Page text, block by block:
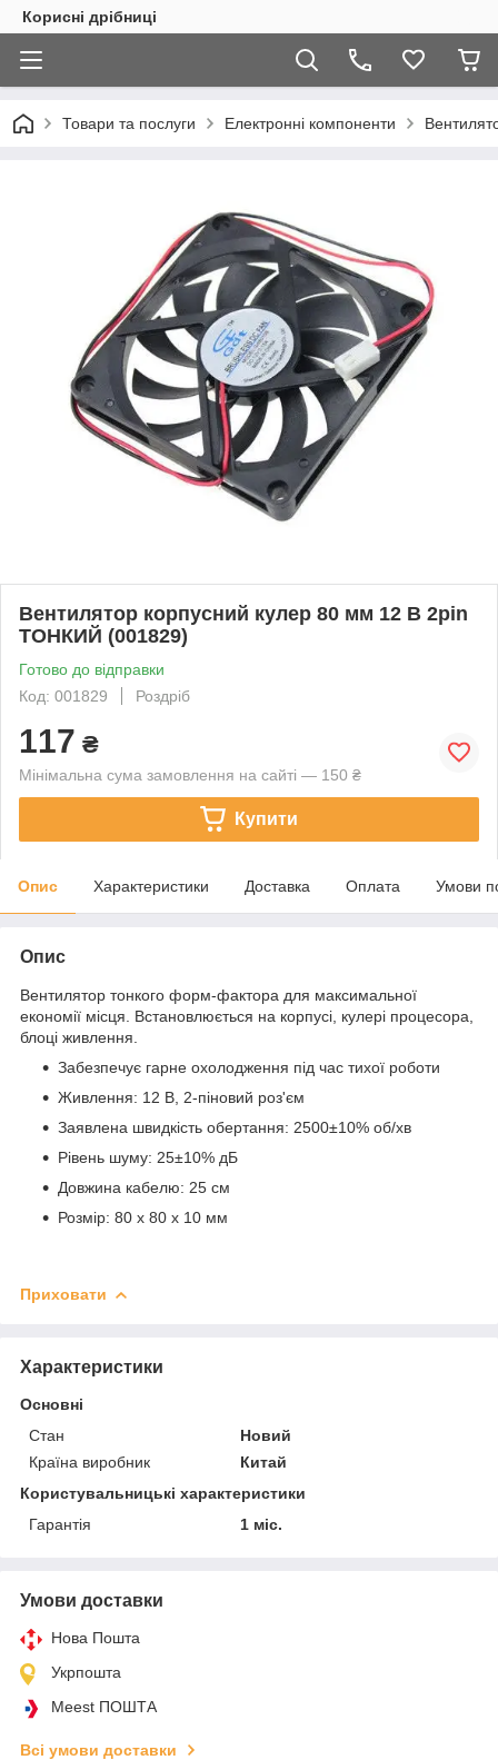
Корисні дрібниці
Товари та послуги Електронні компоненти
Вентилятор корпусний кулер 80 мм 12 В 2pin
ТОНКИЙ (001829)
Готово до відправки
Код: 001829
Роздріб
117 ₴
Мінімальна сума замовлення на сайті — 150 ₴
Купити
Опис Характеристики Доставка Оплата Умови
Опис
Вентилятор тонкого форм-фактора для максимальної
економії місця. Встановлюється на корпусі, кулері процесора,
блоці живлення.
Забезпечує гарне охолодження під час тихої роботи
Живлення: 12 В, 2-піновий роз'єм
Заявлена швидкість обертання: 2500±10% об/хв
Рівень шуму: 25±10% дБ
Довжина кабелю: 25 см
Розмір: 80 х 80 х 10 мм
Приховати
Характеристики
Основні
Стан
Новий
Країна виробник
Китай
Користувальницькі характеристики
Гарантія
1 міс.
Умови доставки
Нова Пошта
Укрпошта
Meest ПОШТА
Всі умови доставки